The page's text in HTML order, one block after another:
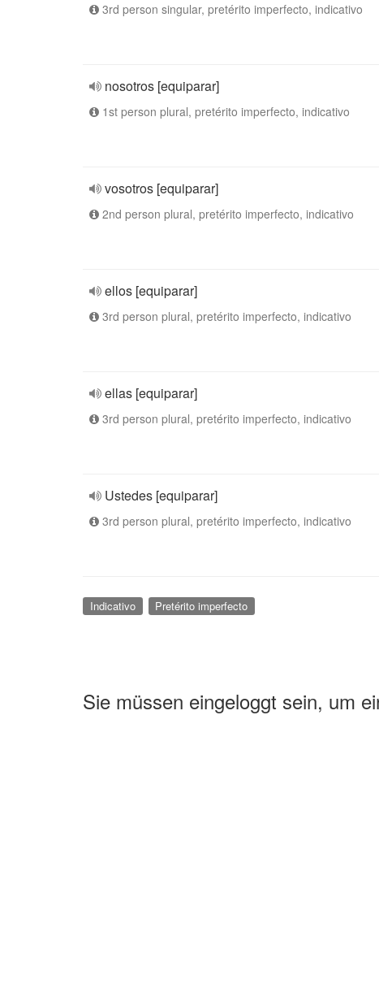
3rd person singular, pretérito imperfecto, indicativo
nosotros [equiparar]
1st person plural, pretérito imperfecto, indicativo
vosotros [equiparar]
2nd person plural, pretérito imperfecto, indicativo
ellos [equiparar]
3rd person plural, pretérito imperfecto, indicativo
ellas [equiparar]
3rd person plural, pretérito imperfecto, indicativo
Ustedes [equiparar]
3rd person plural, pretérito imperfecto, indicativo
Indicativo Pretérito imperfecto
Sie müssen eingeloggt sein, um